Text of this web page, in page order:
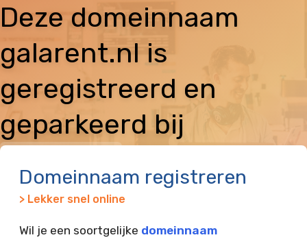
Deze domeinnaam
galarent.nl is
geregistreerd en
geparkeerd bij
Domeinnaam registreren
> Lekker snel online
Wil je een soortgelijke domeinnaam